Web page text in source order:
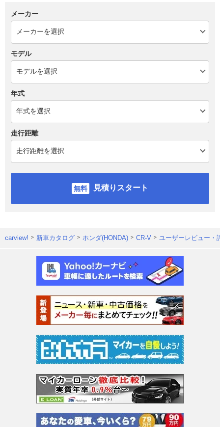
メーカー
モデル
年式
走行距離
見積りスタート
carview! 新車カタログ ホンダ(HONDA) CR-V ユーザーレビュー・